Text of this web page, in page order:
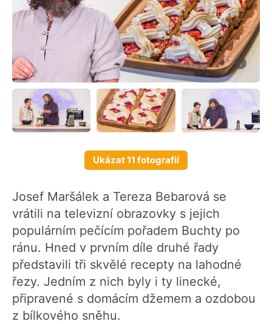
Ukázat 11 fotografií
Josef Maršálek a Tereza Bebarová se
vrátili na televizní obrazovky s jejich
populárním pečícím pořadem Buchty po
ránu. Hned v prvním díle druhé řady
představili tři skvělé recepty na lahodné
řezy. Jedním z nich byly i ty linecké,
připravené s domácím džemem a ozdobou
z bílkového sněhu.